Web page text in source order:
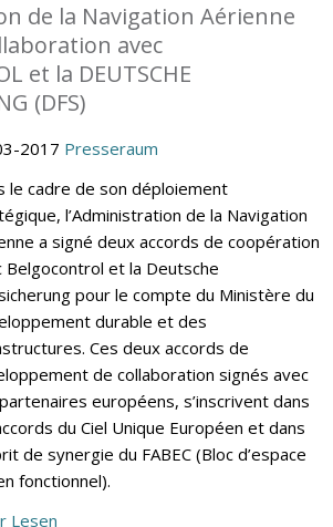
de la Navigation Aérienne
avec
et la DEUTSCHE
(DFS)
2017 Presseraum
le cadre de son déploiement
l’Administration de la Navigation
a signé deux accords de coopération
Belgocontrol et la Deutsche
pour le compte du Ministère du
durable et des
Ces deux accords de
de collaboration signés avec
européens, s’inscrivent dans
du Ciel Unique Européen et dans
de synergie du FABEC (Bloc d’espace
fonctionnel).
Lesen